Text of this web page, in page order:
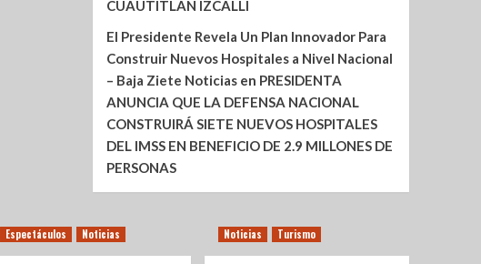
CUAUTITLÁN IZCALLI
El Presidente Revela Un Plan Innovador Para
Construir Nuevos Hospitales a Nivel Nacional
– Baja Ziete Noticiasen PRESIDENTA
ANUNCIA QUE LA DEFENSA NACIONAL
CONSTRUIRÁ SIETE NUEVOS HOSPITALES
DEL IMSS EN BENEFICIO DE 2.9 MILLONES DE
PERSONAS
Espectáculos Noticias Noticias Turismo